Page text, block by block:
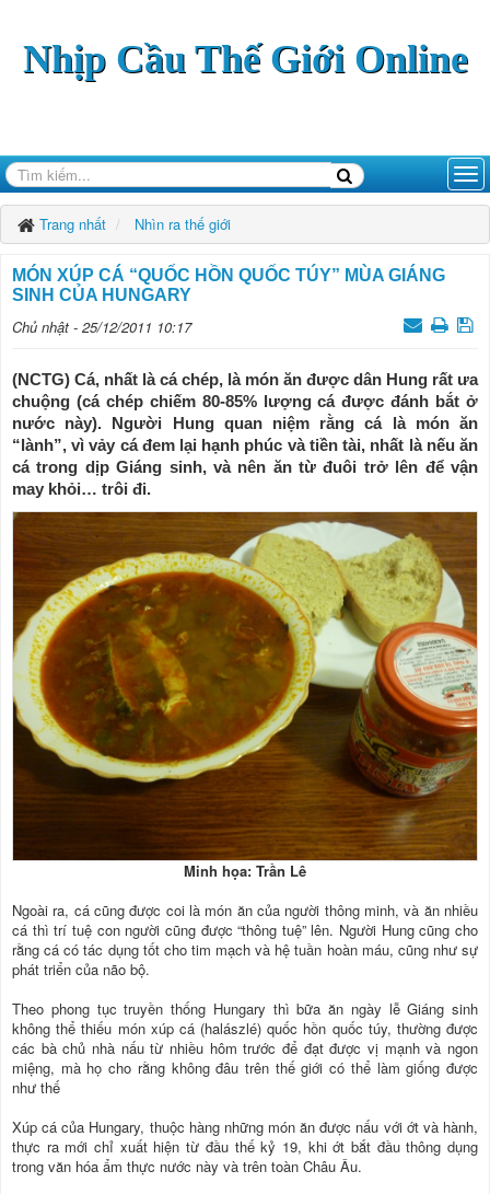
Nhịp Cầu Thế Giới Online
Trang nhất Nhìn ra thế giới
MÓN XÚP CÁ “QUỐC HỒN QUỐC TÚY” MÙA GIÁNG
SINH CỦA HUNGARY
Chủ nhật - 25/12/2011 10:17
(NCTG) Cá, nhất là cá chép, là món ăn được dân Hung rất ưa
chuộng (cá chép chiếm 80-85% lượng cá được đánh bắt ở
nước này). Người Hung quan niệm rằng cá là món ăn
“lành”, vì vảy cá đem lại hạnh phúc và tiền tài, nhất là nếu ăn
cá trong dịp Giáng sinh, và nên ăn từ đuôi trở lên để vận
may khỏi… trôi đi.
Minh họa: Trần Lê
Ngoài ra, cá cũng được coi là món ăn của người thông minh, và ăn nhiều
cá thì trí tuệ con người cũng được “thông tuệ” lên. Người Hung cũng cho
rằng cá có tác dụng tốt cho tim mạch và hệ tuần hoàn máu, cũng như sự
phát triển của não bộ.
Theo phong tục truyền thống Hungary thì bữa ăn ngày lễ Giáng sinh
không thể thiếu món xúp cá (halászlé) quốc hồn quốc túy, thường được
các bà chủ nhà nấu từ nhiều hôm trước để đạt được vị mạnh và ngon
miệng, mà họ cho rằng không đâu trên thế giới có thể làm giống được
như thế
Xúp cá của Hungary, thuộc hàng những món ăn được nấu với ớt và hành,
thực ra mới chỉ xuất hiện từ đầu thế kỷ 19, khi ớt bắt đầu thông dụng
trong văn hóa ẩm thực nước này và trên toàn Châu Âu.